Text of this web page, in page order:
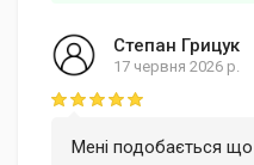
Степан Грицук
17 червня 2026 р.
Rating: 5 out of 5
Мені подобається що